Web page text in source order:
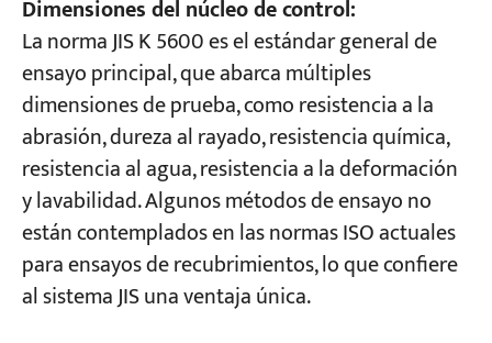
Dimensiones del núcleo de control:
La norma JIS K 5600 es el estándar general de
ensayo principal, que abarca múltiples
dimensiones de prueba, como resistencia a la
abrasión, dureza al rayado, resistencia química,
resistencia al agua, resistencia a la deformación
y lavabilidad. Algunos métodos de ensayo no
están contemplados en las normas ISO actuales
para ensayos de recubrimientos, lo que confiere
al sistema JIS una ventaja única.